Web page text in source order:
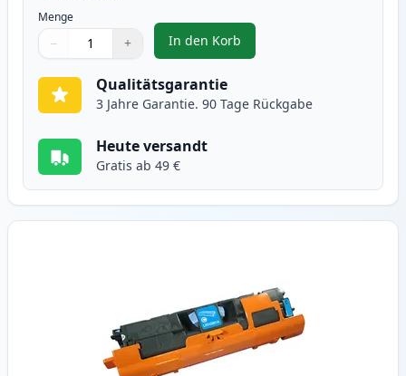
Menge
Verwenden Sie die Tasten, um anzupassen
− +
1
In den Korb
, HP 122A (Q3960A) schwarz
Qualitätsgarantie
3 Jahre Garantie. 90 Tage Rückgabe
Heute versandt
Gratis ab 49 €